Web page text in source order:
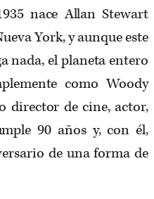
nace Allan Stewart
York, y aunque este
nada, el planeta entero
como Woody
director de cine, actor,
90 años y, con él,
de una forma de